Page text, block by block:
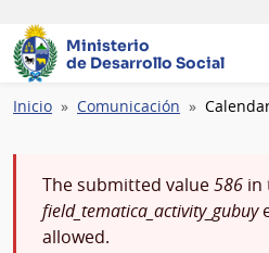
Ministerio
de Desarrollo Social
Ruta
navegación
Inicio Comunicación
Mensaje
de
The submitted value586 in
field_tematica_activity_gubuy
allowed.